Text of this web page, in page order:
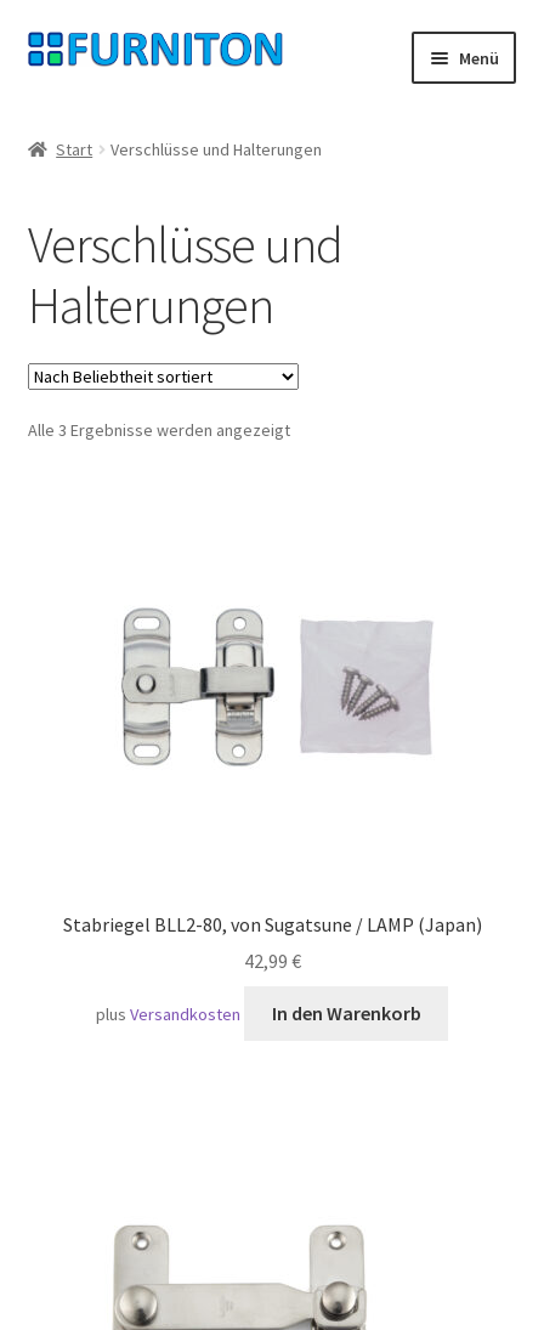
Zur
Navigation
Zum
Inhalt
Menü
Datenschutz
Widerrufsrecht
Kontakt
Impressum
Start Verschlüsse und Halterungen
Verschlüsse und
Halterungen
Alle 3 Ergebnisse werden angezeigtNach
Stabriegel BLL2-80, von Sugatsune / LAMP (Japan)
42,99 €
plus Versandkosten In den Warenkorb